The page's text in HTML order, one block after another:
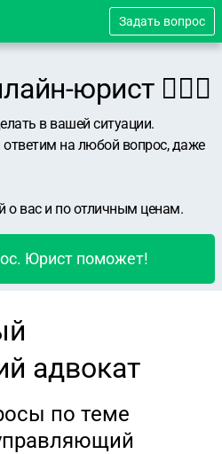
Задать вопрос
юрист 👨🏻‍⚖️
в вашей ситуации.
на любой вопрос, даже
о вас и по отличным ценам.
Юрист поможет!
адвокат
по теме